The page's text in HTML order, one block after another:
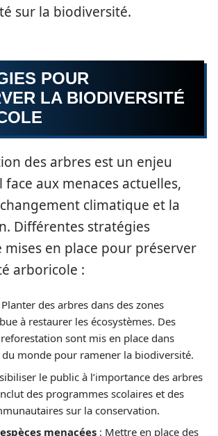
sur la biodiversité.
POUR
LA BIODIVERSITÉ
des arbres est un enjeu
aux menaces actuelles,
climatique et la
Différentes stratégies
en place pour préserver
arboricole :
Planter des arbres dans des zones
à restaurer les écosystèmes. Des
sont mis en place dans
monde pour ramener la biodiversité.
le public à l’importance des arbres
des programmes scolaires et des
sur la conservation.
menacées : Mettre en place des